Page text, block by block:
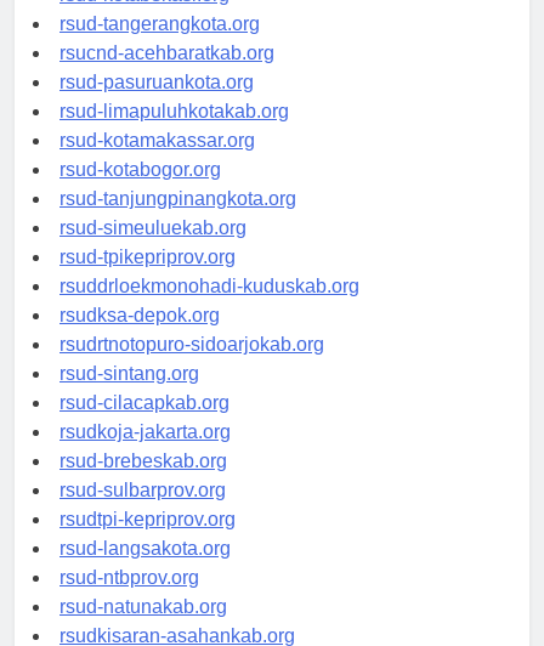
rsud-kotabekasi.org
rsud-tangerangkota.org
rsucnd-acehbaratkab.org
rsud-pasuruankota.org
rsud-limapuluhkotakab.org
rsud-kotamakassar.org
rsud-kotabogor.org
rsud-tanjungpinangkota.org
rsud-simeuluekab.org
rsud-tpikepriprov.org
rsuddrloekmonohadi-kuduskab.org
rsudksa-depok.org
rsudrtnotopuro-sidoarjokab.org
rsud-sintang.org
rsud-cilacapkab.org
rsudkoja-jakarta.org
rsud-brebeskab.org
rsud-sulbarprov.org
rsudtpi-kepriprov.org
rsud-langsakota.org
rsud-ntbprov.org
rsud-natunakab.org